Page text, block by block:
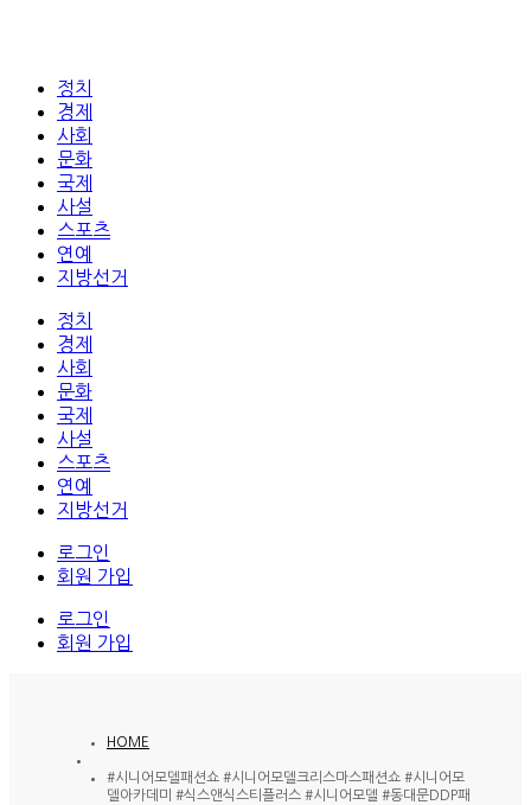
정치
경제
사회
문화
국제
사설
스포츠
연예
지방선거
정치
경제
사회
문화
국제
사설
스포츠
연예
지방선거
로그인
회원 가입
로그인
회원 가입
HOME
#시니어모델패션쇼 #시니어모델크리스마스패션쇼 #시니어모
델아카데미 #식스앤식스티플러스 #시니어모델 #동대문DDP패